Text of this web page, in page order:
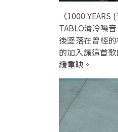
〈1000
TABLO清冷嗓
後墜落在曾經
的加入讓這首
緩重映。